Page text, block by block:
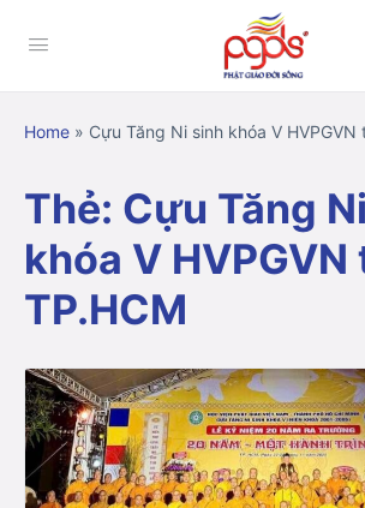
Home » Cựu Tăng Ni sinh khóa V HVPGVN
Thẻ: Cựu Tăng
khóa V HVPGVN
TP.HCM